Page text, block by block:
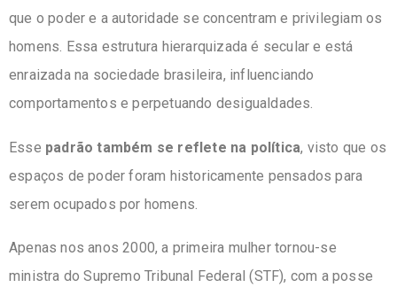
que o poder e a autoridade se concentram e privilegiam os
homens. Essa estrutura hierarquizada é secular e está
enraizada na sociedade brasileira, influenciando
comportamentos e perpetuando desigualdades.
Esse padrão também se reflete na política, visto que os
espaços de poder foram historicamente pensados para
serem ocupados por homens.
Apenas nos anos 2000, a primeira mulher tornou-se
ministra do Supremo Tribunal Federal (STF), com a posse